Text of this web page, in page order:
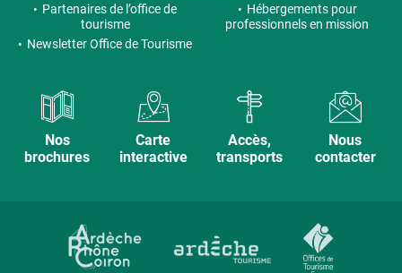
Partenaires de l’office de
tourisme
Hébergements pour
professionnels en mission
Newsletter Office de Tourisme
Nos
brochures
Carte
interactive
Accès,
transports
Nous
contacter